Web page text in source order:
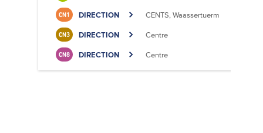
CN1 DIRECTION CENTS, Waassertuerm
CN3 DIRECTION Centre
CN8 DIRECTION Centre